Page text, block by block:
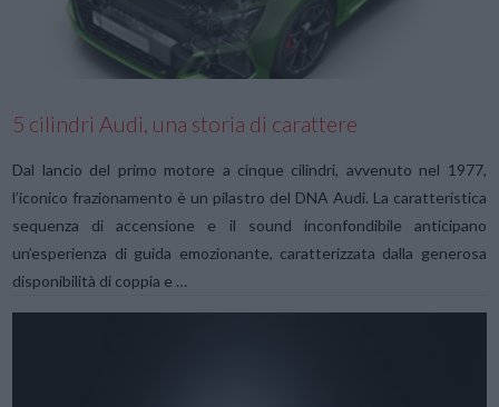
5 cilindri Audi, una storia di carattere
Dal lancio del primo motore a cinque cilindri, avvenuto nel 1977,
l’iconico frazionamento è un pilastro del DNA Audi. La caratteristica
sequenza di accensione e il sound inconfondibile anticipano
un’esperienza di guida emozionante, caratterizzata dalla generosa
disponibilità di coppia e …